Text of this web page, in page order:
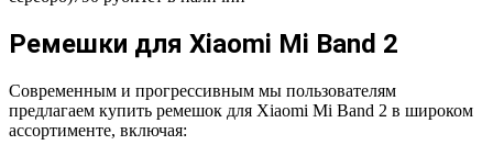
Ремешки для Xiaomi Mi Band 2
Современным и прогрессивным мы пользователям
предлагаем купить ремешок для Xiaomi Mi Band 2 в широком
ассортименте, включая: